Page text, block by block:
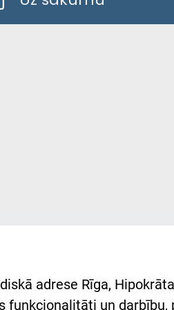
adrese Rīga,
funkcionalitāti un darbību,